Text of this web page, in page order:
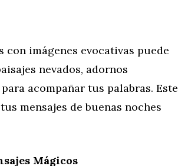
con imágenes evocativas puede
nevados, adornos
acompañar tus palabras. Este
mensajes de buenas noches
Mágicos